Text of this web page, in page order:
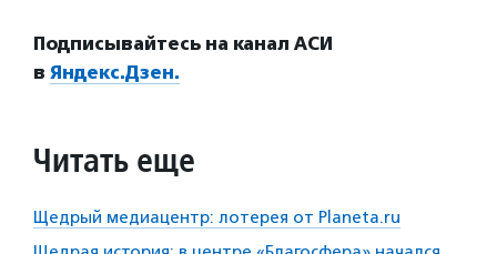
Подписывайтесь на канал АСИ
в Яндекс.Дзен.
Читать еще
Щедрый медиацентр: лотерея от Planeta.ru